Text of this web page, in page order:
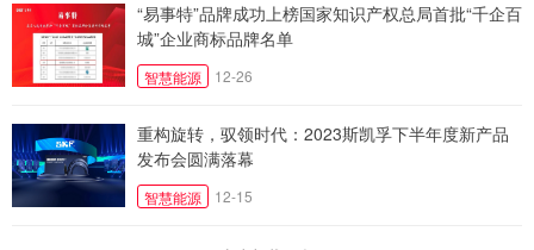
“易事特”品牌成功上榜国家知识产权总局首批“千企百
城”企业商标品牌名单
智慧能源 12-26
重构旋转，驭领时代：2023斯凯孚下半年度新产品
发布会圆满落幕
智慧能源 12-15